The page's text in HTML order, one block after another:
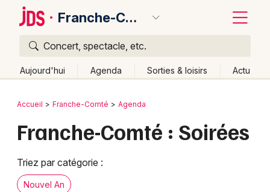
Franche-Comté
Concert, spectacle, etc.
Aujourd'hui Agenda Sorties & loisirs Actu
Publier un événement
Grands événements
Bordeaux
Lille
Retour
Accueil Franche-Comté Agenda
Franche-Comté : Soirées
Triez par catégorie :
Nouvel An
Quoi ?
Où ?
Quand ?
Aujourd'hui
Demain